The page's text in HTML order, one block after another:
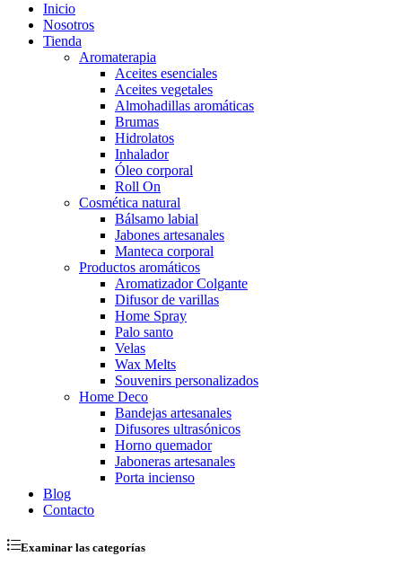
Inicio
Nosotros
Tienda
Aromaterapia
Aceites esenciales
Aceites vegetales
Almohadillas aromáticas
Brumas
Hidrolatos
Inhalador
Óleo corporal
Roll On
Cosmética natural
Bálsamo labial
Jabones artesanales
Manteca corporal
Productos aromáticos
Aromatizador Colgante
Difusor de varillas
Home Spray
Palo santo
Velas
Wax Melts
Souvenirs personalizados
Home Deco
Bandejas artesanales
Difusores ultrasónicos
Horno quemador
Jaboneras artesanales
Porta incienso
Blog
Contacto
Examinar las categorías